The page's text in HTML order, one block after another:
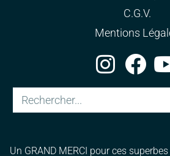
C.G.V.
Mentions
Un GRAND MERCI pour ces